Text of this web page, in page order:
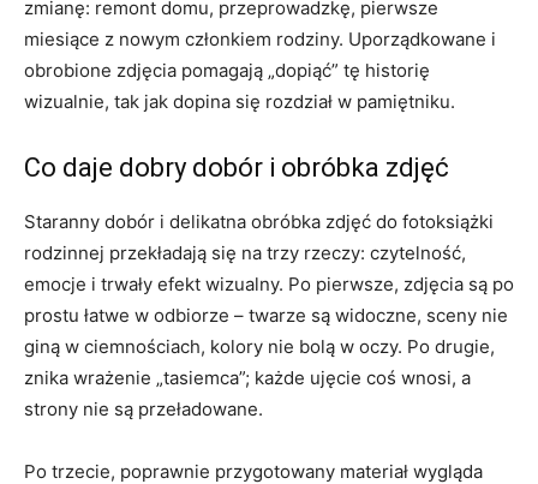
zmianę: remont domu, przeprowadzkę, pierwsze
miesiące z nowym członkiem rodziny. Uporządkowane i
obrobione zdjęcia pomagają „dopiąć” tę historię
wizualnie, tak jak dopina się rozdział w pamiętniku.
Co daje dobry dobór i obróbka zdjęć
Staranny dobór i delikatna obróbka zdjęć do fotoksiążki
rodzinnej przekładają się na trzy rzeczy: czytelność,
emocje i trwały efekt wizualny. Po pierwsze, zdjęcia są po
prostu łatwe w odbiorze – twarze są widoczne, sceny nie
giną w ciemnościach, kolory nie bolą w oczy. Po drugie,
znika wrażenie „tasiemca”; każde ujęcie coś wnosi, a
strony nie są przeładowane.
Po trzecie, poprawnie przygotowany materiał wygląda